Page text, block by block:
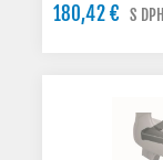
180,42 € S DPH